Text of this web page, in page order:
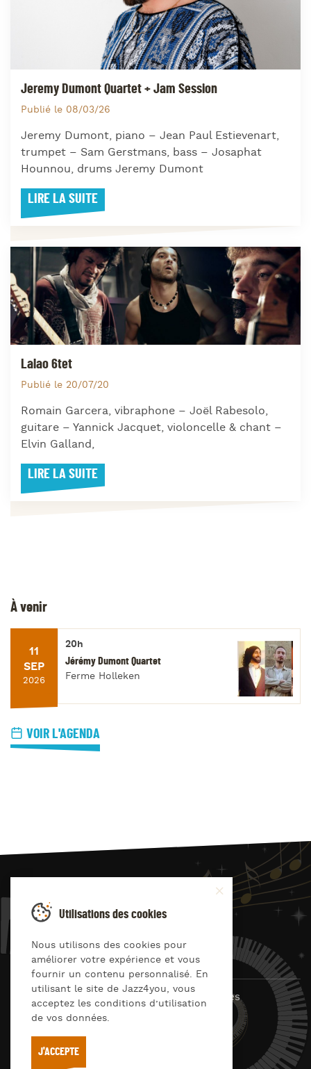
Jeremy Dumont Quartet + Jam Session
Publié le 08/03/26
Jeremy Dumont, piano – Jean Paul Estievenart,
trumpet – Sam Gerstmans, bass – Josaphat
Hounnou, drums Jeremy Dumont
LIRE LA SUITE
Lalao 6tet
Publié le 20/07/20
Romain Garcera, vibraphone – Joël Rabesolo,
guitare – Yannick Jacquet, violoncelle & chant –
Elvin Galland,
LIRE LA SUITE
À venir
11
SEP
2026
20h
Jérémy Dumont Quartet
Ferme Holleken
VOIR L'AGENDA
JAZZ4
© Jazz4you 2019 – 2026 Tous droits réservés
Déclaration de confidentialité
RGPD & consentement
Conditions générales d’utilisation
Utilisations des cookies
Nous utilisons des cookies pour
améliorer votre expérience et vous
fournir un contenu personnalisé. En
utilisant le site de Jazz4you, vous
acceptez les conditions d’utilisation
de vos données.
J'ACCEPTE